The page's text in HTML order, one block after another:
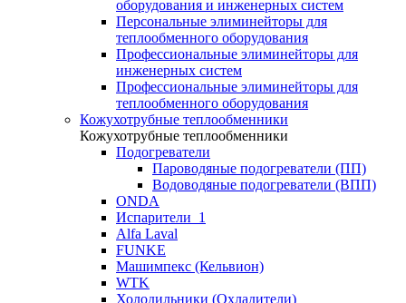
оборудования и инженерных систем
Персональные элиминейторы для
теплообменного оборудования
Профессиональные элиминейторы для
инженерных систем
Профессиональные элиминейторы для
теплообменного оборудования
Кожухотрубные теплообменники
Кожухотрубные теплообменники
Подогреватели
Пароводяные подогреватели (ПП)
Водоводяные подогреватели (ВПП)
ONDA
Испарители_1
Alfa Laval
FUNKE
Машимпекс (Кельвион)
WTK
Холодильники (Охладители)